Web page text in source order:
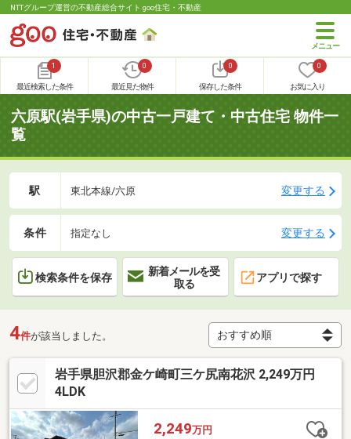
NTTグループ運営の不動産総合サイト goo住宅・不動産
1
最近検索した条件
0
最近見た物件
0
保存した条件
0
お気に入り
六原駅(岩手県)の中古一戸建て・中古住宅 物件一
覧
駅 東北本線/六原 変更する
条件 指定なし 変更する
検索条件を保存
新着メールを受
取る
アプリで探す
4件が該当しました。
岩手県胆沢郡金ケ崎町三ケ尻南花沢 2,249万円
4LDK
2,249万円